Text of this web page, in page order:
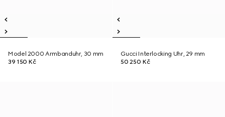
Model 2000 Armbanduhr, 30 mm
39 150 Kč
Gucci Interlocking Uhr, 29 mm
50 250 Kč